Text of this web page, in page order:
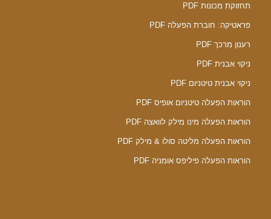
תחזוקת מכונות PDF
פראטיקה: חוברת הפעלה PDF
רענון מרכך PDF
ניקוי אבנית PDF
ניקוי אבנית טיטניום PDF
הוראות הפעלה טיטניום אופיס PDF
הוראות הפעלה מינו מילק לוואצה PDF
הוראות הפעלה מליטה סולו & מילק PDF
הוראות הפעלה פיליפס אומניה PDF